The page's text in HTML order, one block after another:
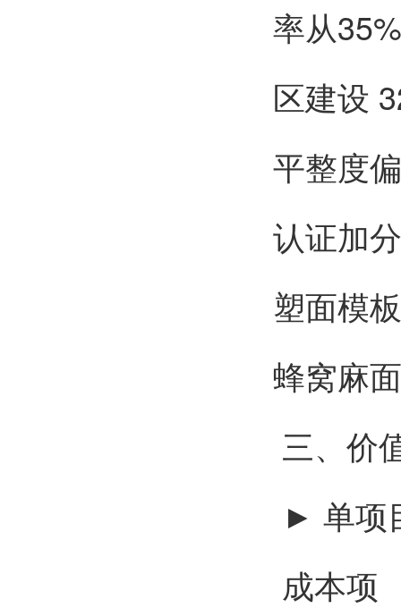
率从
区建设
平整度
认证加
塑面模板
蜂窝麻
三、价
► 单项
成